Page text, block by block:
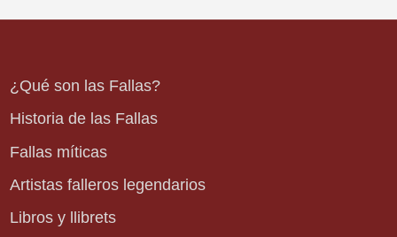
¿Qué son las Fallas?
Historia de las Fallas
Fallas míticas
Artistas falleros legendarios
Libros y llibrets